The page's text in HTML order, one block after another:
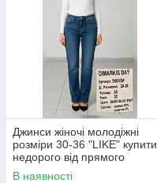
Джинси жіночі молодіжні
розміри 30-36 "LIKE" купити
недорого від прямого
постачальника
В наявності